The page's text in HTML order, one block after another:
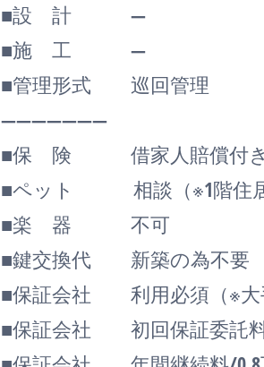
■設 計 ―
■施 工 ―
■管理形式 巡回管理
―――――――
■保 険 借家人賠償付き
■ペット 相談（※1階住居
■楽 器 不可
■鍵交換代 新築の為不要
■保証会社 利用必須（※大
■保証会社 初回保証委託料/